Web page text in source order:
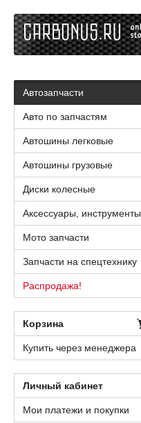
Автозапчасти
Авто по запчастям
Автошины легковые
Автошины грузовые
Диски колесные
Аксессуары, инструменты
Мото запчасти
Запчасти на спецтехнику
Распродажа!
Корзина
Купить через менеджера
Личный кабинет
Мои платежи и покупки